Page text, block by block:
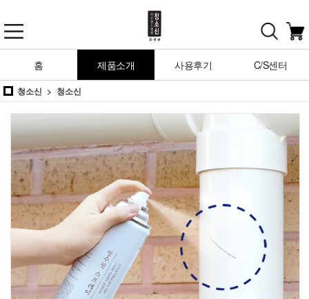
홈 제품소개 사용후기 C/S센터
청소신 청소신